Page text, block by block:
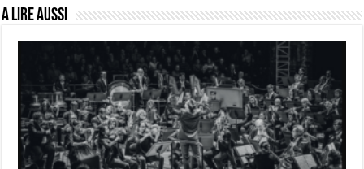
A lire aussi